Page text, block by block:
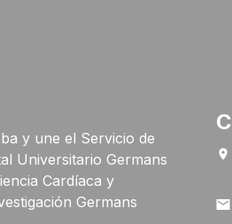
y une el Servicio de
Universitario Germans
Cardíaca y
Germans